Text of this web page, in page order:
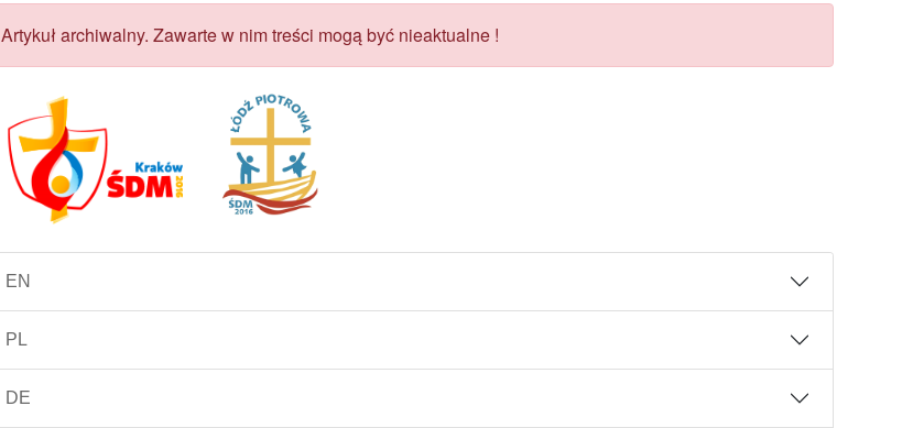
Artykuł archiwalny. Zawarte w nim treści mogą być nieaktualne !
EN
PL
DE